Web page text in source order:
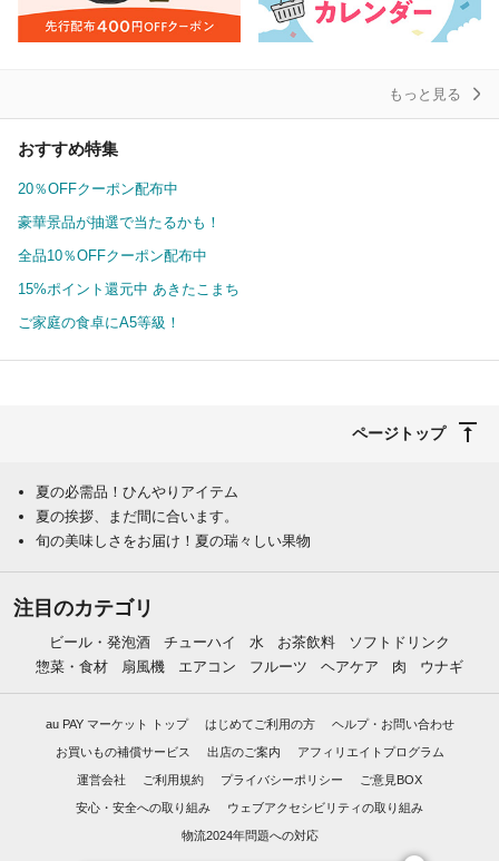
もっと見る
おすすめ特集
20％OFFクーポン配布中
豪華景品が抽選で当たるかも！
全品10％OFFクーポン配布中
15%ポイント還元中 あきたこまち
ご家庭の食卓にA5等級！
ページトップ
夏の必需品！ひんやりアイテム
夏の挨拶、まだ間に合います。
旬の美味しさをお届け！夏の瑞々しい果物
注目のカテゴリ
ビール・発泡酒 チューハイ 水 お茶飲料
ソフトドリンク
惣菜・食材
扇風機 エアコン フルーツ ヘアケア 肉 ウナギ
au PAY マーケット トップ はじめてご利用の方 ヘルプ・お問い合わせ
お買いもの補償サービス 出店のご案内 アフィリエイトプログラム
運営会社 ご利用規約 プライバシーポリシー ご意見BOX
安心・安全への取り組み ウェブアクセシビリティの取り組み
物流2024年問題への対応